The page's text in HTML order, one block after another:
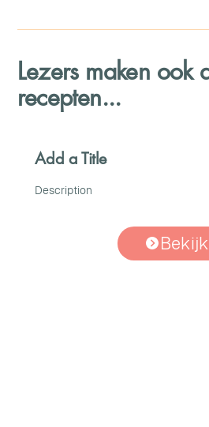
Lezers maken ook
recepten...
Add a Title
Description
Bekijk